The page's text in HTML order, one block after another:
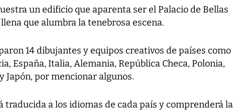
un edificio que aparenta ser el Palacio de Bellas
que alumbra la tenebrosa escena.
14 dibujantes y equipos creativos de países como
España, Italia, Alemania, República Checa, Polonia,
Japón, por mencionar algunos.
traducida a los idiomas de cada país y comprenderá la